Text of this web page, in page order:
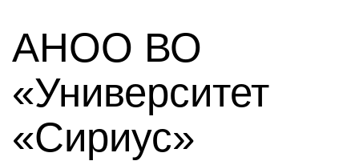
АНОО ВО
«Университет
«Сириус»